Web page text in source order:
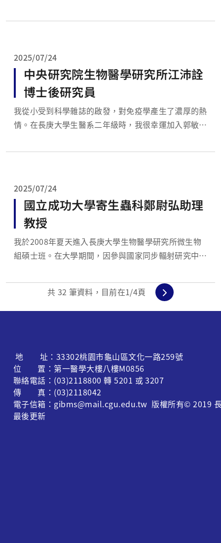
學系就讀，並於2010年開始了我的研究生涯。在大學
統的對...
2025/07/24
中央研究院生物醫學研究所江沛詮
博士後研究員
我從小受到科學雜誌的啟發，對免疫學產生了濃厚的熱
情。在長庚大學生醫系二年級時，我很幸運加入郭敏玲
郭老師的悉心指導下，我學習了運用腺相關病毒基因攜
2025/07/24
國立成功大學寄生蟲科鄭尉弘助理
教授
我於2008年夏天進入長庚大學生物醫學研究所微生物
組碩士班。在大學期間，因參與國家同步輻射研究中心
師的實驗室。自碩士班、博士班至博士後研究，我在這
個以寄生蟲學為主的實驗室歷練長達12年。這段期
間，我習得多項關鍵研究技能，包括分子生物學技術、
共32 筆資料，目前在1/4頁
地 址：33302桃園市龜山區文化一路259號
位 置：第一醫學大樓八樓M0856
聯絡電話：(03)2118800 轉 5201 或 3207
傳 真：(03)2118042
電子信箱：gibms@mail.cgu.edu.tw 版權所有© 2019
最後更新